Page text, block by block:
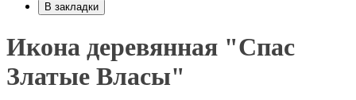
В закладки
Икона деревянная "Спас
Златые Власы"